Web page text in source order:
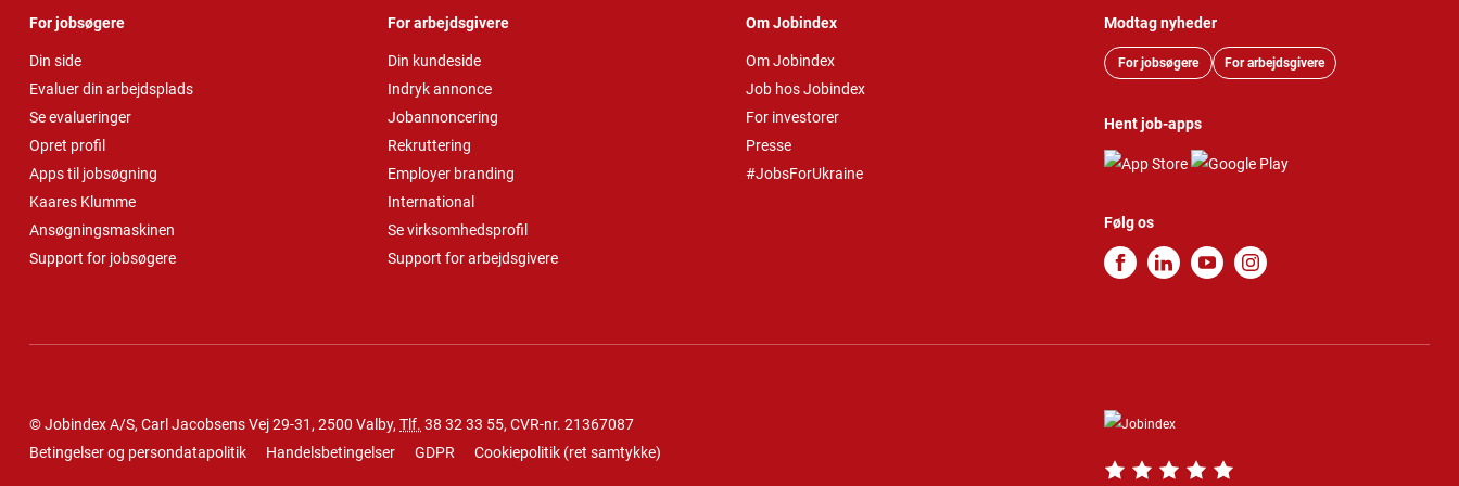
For jobsøgere
Din side
Evaluer din arbejdsplads
Se evalueringer
Opret profil
Apps til jobsøgning
Kaares Klumme
Ansøgningsmaskinen
Support for jobsøgere
For arbejdsgivere
Din kundeside
Indryk annonce
Jobannoncering
Rekruttering
Employer branding
International
Se virksomhedsprofil
Support for arbejdsgivere
Om Jobindex
Om Jobindex
Job hos Jobindex
For investorer
Presse
#JobsForUkraine
Modtag nyheder
For jobsøgere For arbejdsgivere
Hent job-apps
Følg os
© Jobindex A/S, Carl Jacobsens Vej 29-31, 2500 Valby, Tlf. 38 32 33 55, CVR-nr. 21367087
Betingelser og persondatapolitik
Handelsbetingelser GDPR Cookiepolitik (ret samtykke)